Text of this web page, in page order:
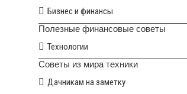
Бизнес и финансы
Полезные финансовые советы
Технологии
Советы из мира техники
Дачникам на заметку